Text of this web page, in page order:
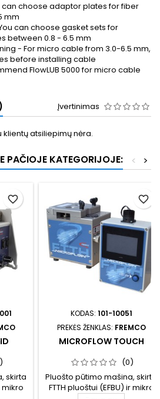
choose adaptor plates for fiber
mm
can choose gasket sets for
between 0.8 - 6.5 mm
- For micro cable from 3.0-6.5 mm,
before installing cable
FlowLUB 5000 for micro cable
Įvertinimas
klientų atsiliepimų nėra.
PAČIOJE KATEGORIJOJE: >
<
skirta
mikro
favorite_border
KODAS: 101-10051
PREKĖS ŽENKLAS: FREMCO
MICROFLOW TOUCH
(0)
Pluošto pūtimo mašina, skirta
FTTH pluoštui (EFBU) ir mikro
favorite_border